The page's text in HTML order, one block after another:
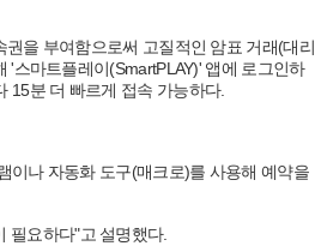
을 부여함으로써 고질적인 암표 거래(대리
스마트플레이(SmartPLAY)' 앱에 로그인하
15분 더 빠르게 접속 가능하다.
이나 자동화 도구(매크로)를 사용해 예약을
필요하다"고 설명했다.